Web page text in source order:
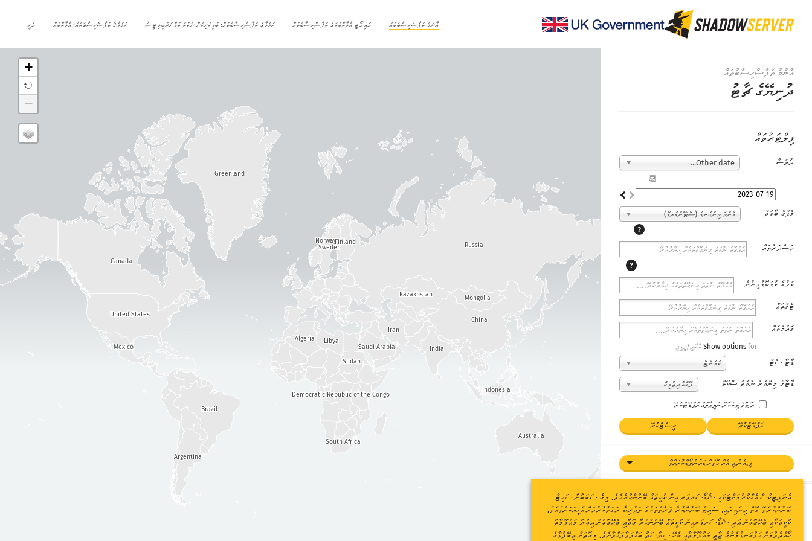
އާންމު ތަފާސްހިސާބުތައް އައިއޯޓީ އާލާތްތަކުގެ ތަފާސްހިސާބުތައް ހަމަލާގެ ތަފާސްހިސާބުތައް: ބަލިކަށިކަން ނުވަތަ ވަލްނަރަބިލިޓީސް ހަމަލާގެ ތަފާސްހިސާބުތައް: އާލާތްތައް އެހީ
އާންމު ތަފާސްހިސާބުތައް
ދުނިޔޭގެ ޗާޓު
ފިލްޓަރުތައް
ދުވަސް Other date...
📆
މެޕްގެ ބާވަތް
އާންމު މިންގަނޑު (ސްޓޭންޑަރޑް)
?
މަސްދަރުތައް
?
ކަމުގެ ކުޑަބޮޑުމިނުން
ޓެގްތައް
ގައުމުތައް
Show optionsfor އާބާދީ/ޖީޑީޕީ
ޑާޓާ ސެޓް ކައުންޓް
ޑާޓާގެ މިންވަރު ނުވަތަ ސްކޭލް ލޮގްއެރިތުމިކް
އޮޓޮމެޓިކްކޮށް ނަތީޖާތައް އަޕްޑޭޓްކުރޭ
އަޕްޑޭޓްކުރޭ ރީސެޓްކުރޭ
ޕީ.އެން.ޖީ އެއް ގޮތަށް ޑައުންލޯޑްކުރައްވާ
ލެޖެންޑް
ރިޕޯޓްކުރެވިފައިވާ ލާމަސީލު (ޔުނީކް) އައިޕީތައް (log. scale)
Indonesia
Argentina
India
China
Democratic Republic of the Congo
South Africa
Kazakhstan
Brazil
Mongolia
Russia
Norway
Sweden
Finland
Libya
Sudan
Iran
Saudi Arabia
Algeria
United States
Canada
Mexico
Australia
Greenland
+
−
އެނަލިޓިކްސް އެއްކުރުމަށްޓަކައި ޝެޑޯސަރވަރ އިން ކުކީތައް ބޭނުންކުރެއެވެ. މީގެ ސަބަބުން ސައިޓް
ބޭނުންކުރެވޭ ގޮތް މިނެކިރައި، ސައިޓް ބޭނުންކުރާ ފަރާތްތަކުގެ ތަޖުރިބާ ރަގަޅުކުރުމަށް އެހީއަކަށްވެއެވެ.
ކުކީތަކާއި ބެހޭގޮތުން އަދި ޝެޑޯސަރވަރއިން ކުކީތައް ބޭނުންކުރާ ގޮތާއި ބެހޭގޮތުން އިތުރު މައުލޫމާތު
ހޯއްދެވުމަށް އަޅުގަނޑުމެންގެ ޒާތީ މައުލޫމާތާއި ބެހޭ ސިޔާސަތު ބައްލަވާލައްވާށެވެ. މިގޮތަށް ތިބޭފުޅާގެ